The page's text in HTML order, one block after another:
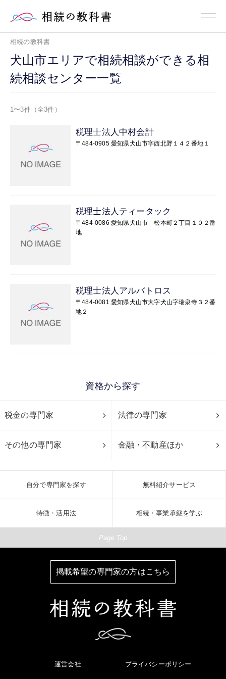
相続の教科書
犬山市エリアで相続相談ができる相
続相談センター一覧
1〜3件（全3件）
税理士法人中村会計
〒484-0905 愛知県犬山市字西北野１４２番地１
税理士法人ティータック
〒484-0086 愛知県犬山市 松本町２丁目１０２番
地
税理士法人アルバトロス
〒484-0081 愛知県犬山市大字犬山字瑞泉寺３２番
地２
資格から探す
税金の専門家 法律の専門家
その他の専門家 金融・不動産ほか
自分で専門家を探す 無料紹介サービス
特徴・活用法 相続・事業承継を学ぶ
Page Top
掲載希望の専門家の方はこちら
運営会社 プライバシーポリシー